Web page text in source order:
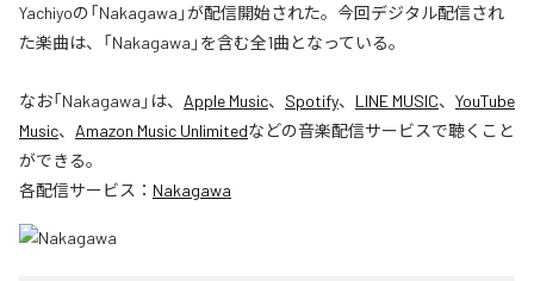
Yachiyoの「Nakagawa」が配信開始された。今回デジタル配信され
た楽曲は、「Nakagawa」を含む全1曲となっている。
なお「Nakagawa 」は、 Apple Music、 Spotify、 LINE MUSIC、 YouTube
Music、 Amazon Music Unlimitedなどの音楽配信サービスで聴くこと
ができる。
各配信サービス： Nakagawa